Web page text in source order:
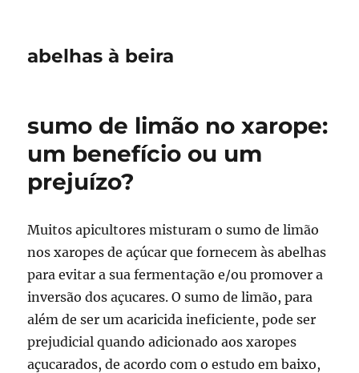
abelhas à beira
sumo de limão no xarope:
um benefício ou um
prejuízo?
Muitos apicultores misturam o sumo de limão
nos xaropes de açúcar que fornecem às abelhas
para evitar a sua fermentação e/ou promover a
inversão dos açucares. O sumo de limão, para
além de ser um acaricida ineficiente, pode ser
prejudicial quando adicionado aos xaropes
açucarados, de acordo com o estudo em baixo,